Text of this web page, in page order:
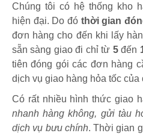
Chúng tôi có hệ thống kho
hiện đại. Do đó thời gian
đơn hàng cho đến khi lấy
sẵn sàng giao đi chỉ từ 5đến
tiên đóng gói các đơn hàng
dịch vụ giao hàng hỏa tốc của
Có rất nhiều hình thức giao
nhanh hàng không, gửi tàu
dịch vụ bưu chính. Thời gian